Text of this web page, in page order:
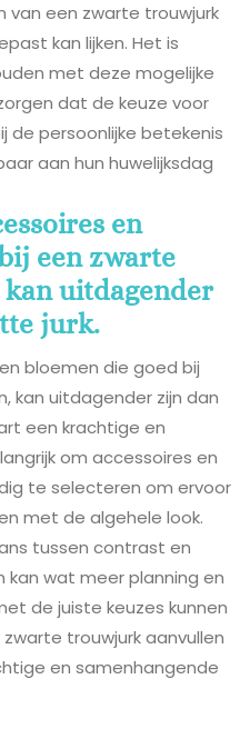
van een zwarte trouwjurk
kan lijken. Het is
met deze mogelijke
dat de keuze voor
de persoonlijke betekenis
aan hun huwelijksdag
en
een zwarte
uitdagender
jurk.
bloemen die goed bij
kan uitdagender zijn dan
een krachtige en
om accessoires en
te selecteren om ervoor
met de algehele look.
tussen contrast en
wat meer planning en
de juiste keuzes kunnen
trouwjurk aanvullen
en samenhangende